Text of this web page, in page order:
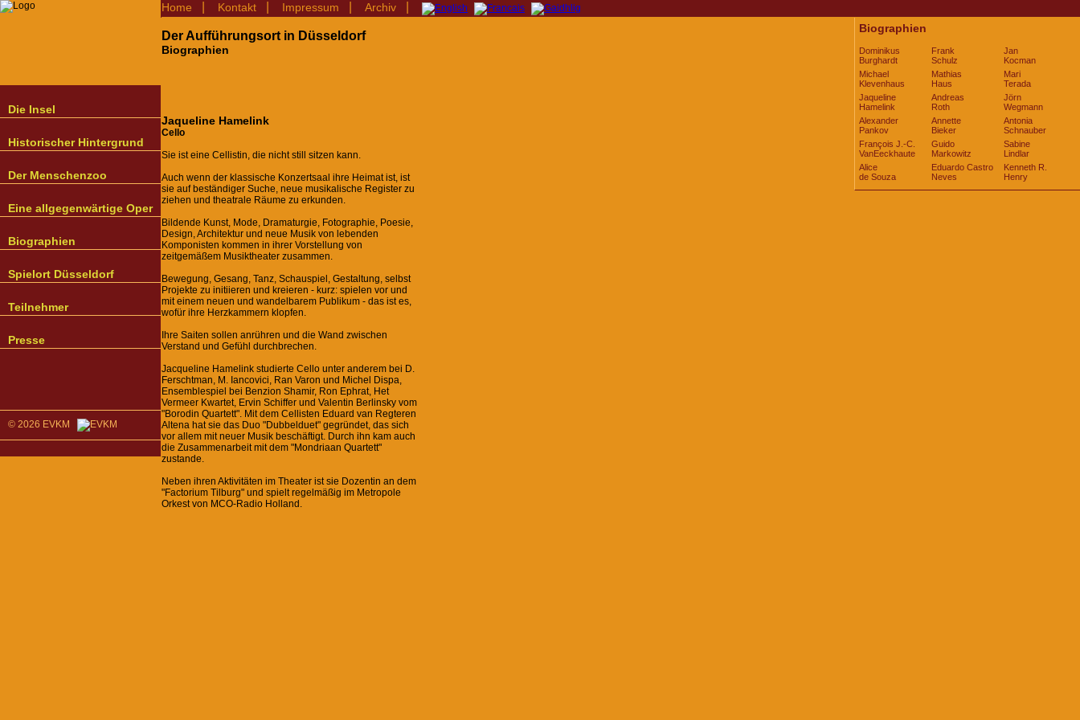
Die Insel
Historischer Hintergrund
Der Menschenzoo
Eine allgegenwärtige Oper
Biographien
Spielort Düsseldorf
Teilnehmer
Presse
© 2026 EVKM
Home Kontakt Impressum Archiv
Der Aufführungsort in Düsseldorf
Biographien
Jaqueline Hamelink
Cello
Sie ist eine Cellistin, die nicht still sitzen kann.
Auch wenn der klassische Konzertsaal ihre Heimat ist, ist
sie auf beständiger Suche, neue musikalische Register zu
ziehen und theatrale Räume zu erkunden.
Bildende Kunst, Mode, Dramaturgie, Fotographie, Poesie,
Design, Architektur und neue Musik von lebenden
Komponisten kommen in ihrer Vorstellung von
zeitgemäßem Musiktheater zusammen.
Bewegung, Gesang, Tanz, Schauspiel, Gestaltung, selbst
Projekte zu initiieren und kreieren - kurz: spielen vor und
mit einem neuen und wandelbarem Publikum - das ist es,
wofür ihre Herzkammern klopfen.
Ihre Saiten sollen anrühren und die Wand zwischen
Verstand und Gefühl durchbrechen.
Jacqueline Hamelink studierte Cello unter anderem bei D.
Ferschtman, M. Iancovici, Ran Varon und Michel Dispa,
Ensemblespiel bei Benzion Shamir, Ron Ephrat, Het
Vermeer Kwartet, Ervin Schiffer und Valentin Berlinsky vom
"Borodin Quartett". Mit dem Cellisten Eduard van Regteren
Altena hat sie das Duo "Dubbelduet" gegründet, das sich
vor allem mit neuer Musik beschäftigt. Durch ihn kam auch
die Zusammenarbeit mit dem "Mondriaan Quartett"
zustande.
Neben ihren Aktivitäten im Theater ist sie Dozentin an dem
"Factorium Tilburg" und spielt regelmäßig im Metropole
Orkest von MCO-Radio Holland.
Biographien
Dominikus
Burghardt
Frank
Schulz
Jan
Kocman
Michael
Klevenhaus
Mathias
Haus
Mari
Terada
Jaqueline
Hamelink
Andreas
Roth
Jörn
Wegmann
Alexander
Pankov
Annette
Bieker
Antonia
Schnauber
François J.-C.
VanEeckhaute
Guido
Markowitz
Sabine
Lindlar
Alice
de Souza
Eduardo Castro
Neves
Kenneth R.
Henry